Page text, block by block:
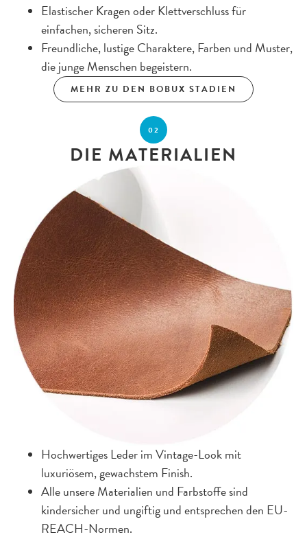
Elastischer Kragen oder Klettverschluss für
einfachen, sicheren Sitz.
Freundliche, lustige Charaktere, Farben und Muster,
die junge Menschen begeistern.
MEHR ZU DEN BOBUX STADIEN
02
DIE MATERIALIEN
Hochwertiges Leder im Vintage-Look mit
luxuriösem, gewachstem Finish.
Alle unsere Materialien und Farbstoffe sind
kindersicher und ungiftig und entsprechen den EU-
REACH-Normen.